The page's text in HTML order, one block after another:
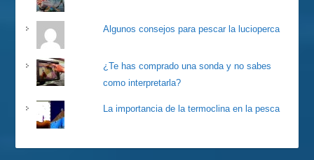
Algunos consejos para pescar la lucioperca
¿Te has comprado una sonda y no sabes
como interpretarla?
La importancia de la termoclina en la pesca